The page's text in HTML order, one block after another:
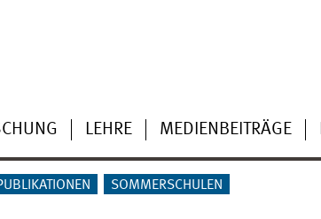
LEHRE MEDIENBEITRÄGE
SOMMERSCHULEN